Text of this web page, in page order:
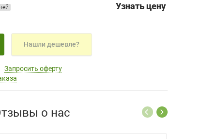
Узнать цену
Нашли дешевле?
Запросить оферту
о нас